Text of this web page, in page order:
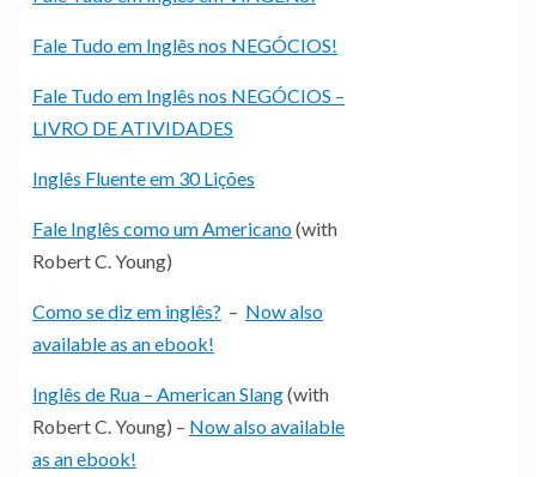
Fale Tudo em Inglês nos NEGÓCIOS!
Fale Tudo em Inglês nos NEGÓCIOS –
LIVRO DE ATIVIDADES
Inglês Fluente em 30 Lições
Fale Inglês como um Americano(with
Robert C. Young)
Como se diz em inglês? – Now also
available as an ebook!
Inglês de Rua – American Slang(with
Robert C. Young) – Now also available
as an ebook!